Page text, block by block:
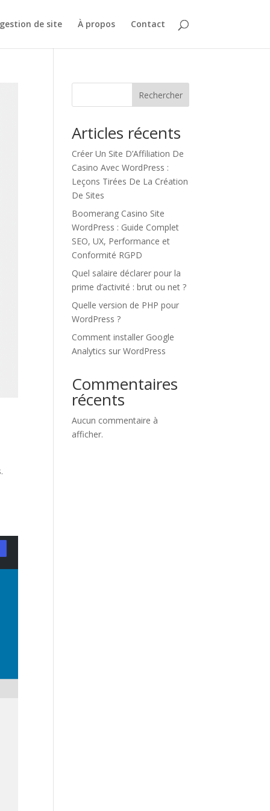
de site À propos Contact
Rechercher
Articles récents
Créer Un Site D’Affiliation De
Casino Avec WordPress :
Leçons Tirées De La Création
De Sites
Boomerang Casino Site
WordPress : Guide Complet
SEO, UX, Performance et
Conformité RGPD
Quel salaire déclarer pour la
prime d’activité : brut ou net ?
Quelle version de PHP pour
WordPress ?
Comment installer Google
Analytics sur WordPress
Commentaires
récents
Aucun commentaire à
afficher.